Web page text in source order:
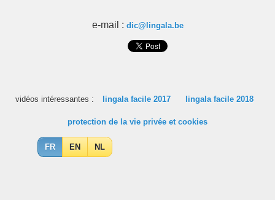
e-mail : dic@lingala.be
vidéos intéressantes : lingala facile 2017 lingala facile 2018
protection de la vie privée et cookies
FR EN NL